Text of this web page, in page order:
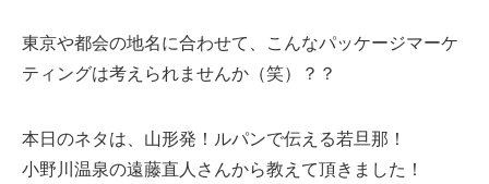
東京や都会の地名に合わせて、こんなパッケージマーケ
ティングは考えられませんか（笑）？？
本日のネタは、山形発！ルパンで伝える若旦那！
小野川温泉の遠藤直人さんから教えて頂きました！